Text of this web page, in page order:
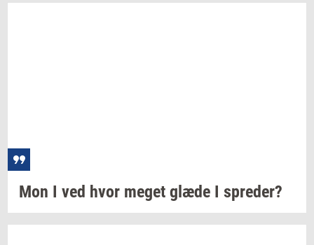
Mon I ved hvor meget glæde I spre­der?